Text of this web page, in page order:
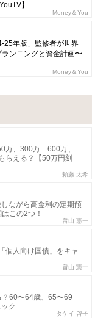
】
Money＆You
25年版」監修者が世界
ンニングと資金計画〜
Money＆You
万、300万…600万、
らえる？【50万円刻
頼藤 太希
ながら高金利の定期預
この2つ！
畠山 憲一
個人向け国債」をキャ
畠山 憲一
60〜64歳、65〜69
ク
タケイ 啓子